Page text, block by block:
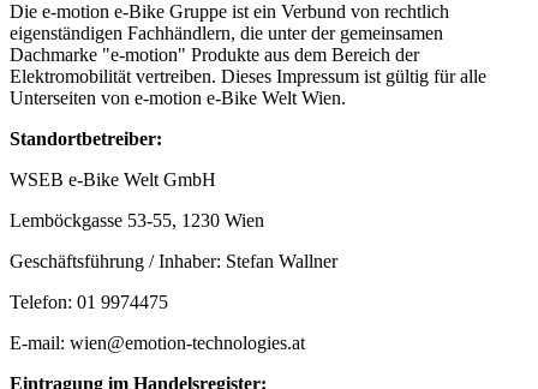
Die e-motion e-Bike Gruppe ist ein Verbund von rechtlich
eigenständigen Fachhändlern, die unter der gemeinsamen
Dachmarke "e-motion" Produkte aus dem Bereich der
Elektromobilität vertreiben. Dieses Impressum ist gültig für alle
Unterseiten von e-motion e-Bike Welt Wien.
Standortbetreiber:
WSEB e-Bike Welt GmbH
Lemböckgasse 53-55, 1230 Wien
Geschäftsführung / Inhaber: Stefan Wallner
Telefon: 01 9974475
E-mail: wien@emotion-technologies.at
Eintragung im Handelsregister: